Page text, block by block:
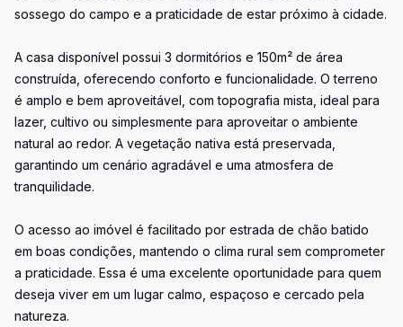
sossego do campo e a praticidade de estar próximo à cidade.
A casa disponível possui 3 dormitórios e 150m² de área
construída, oferecendo conforto e funcionalidade. O terreno
é amplo e bem aproveitável, com topografia mista, ideal para
lazer, cultivo ou simplesmente para aproveitar o ambiente
natural ao redor. A vegetação nativa está preservada,
garantindo um cenário agradável e uma atmosfera de
tranquilidade.
O acesso ao imóvel é facilitado por estrada de chão batido
em boas condições, mantendo o clima rural sem comprometer
a praticidade. Essa é uma excelente oportunidade para quem
deseja viver em um lugar calmo, espaçoso e cercado pela
natureza.